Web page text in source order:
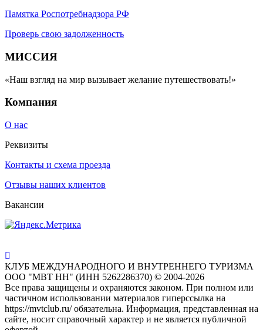
Памятка Роспотребнадзора РФ
Проверь свою задолженность
МИССИЯ
«Наш взгляд на мир вызывает желание путешествовать!»
Компания
О нас
Реквизиты
Контакты и схема проезда
Отзывы наших клиентов
Вакансии
КЛУБ МЕЖДУНАРОДНОГО И ВНУТРЕННЕГО ТУРИЗМА
ООО "МВТ НН" (ИНН 5262286370) © 2004-2026
Все права защищены и охраняются законом. При полном или
частичном использовании материалов гиперссылка на
https://mvtclub.ru/ обязательна. Информация, представленная на
сайте, носит справочный характер и не является публичной